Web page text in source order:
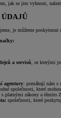
jak se jim vyhnout,
ÚDAJŮ
je můžeme
a servisů, se kterými
agentury: pomáhají nám s
společnosti, které
platnými zákony a těmito
společnosti, které